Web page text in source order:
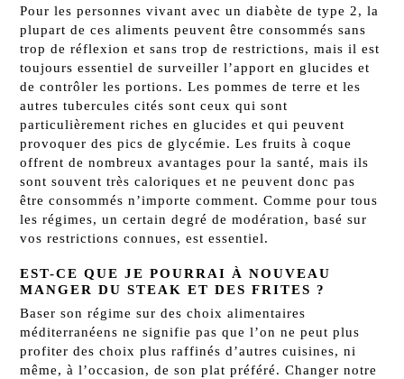
Pour les personnes vivant avec un diabète de type 2, la
plupart de ces aliments peuvent être consommés sans
trop de réflexion et sans trop de restrictions, mais il est
toujours essentiel de surveiller l’apport en glucides et
de contrôler les portions. Les pommes de terre et les
autres tubercules cités sont ceux qui sont
particulièrement riches en glucides et qui peuvent
provoquer des pics de glycémie. Les fruits à coque
offrent de nombreux avantages pour la santé, mais ils
sont souvent très caloriques et ne peuvent donc pas
être consommés n’importe comment. Comme pour tous
les régimes, un certain degré de modération, basé sur
vos restrictions connues, est essentiel.
EST-CE QUE JE POURRAI À NOUVEAU
MANGER DU STEAK ET DES FRITES ?
Baser son régime sur des choix alimentaires
méditerranéens ne signifie pas que l’on ne peut plus
profiter des choix plus raffinés d’autres cuisines, ni
même, à l’occasion, de son plat préféré. Changer notre